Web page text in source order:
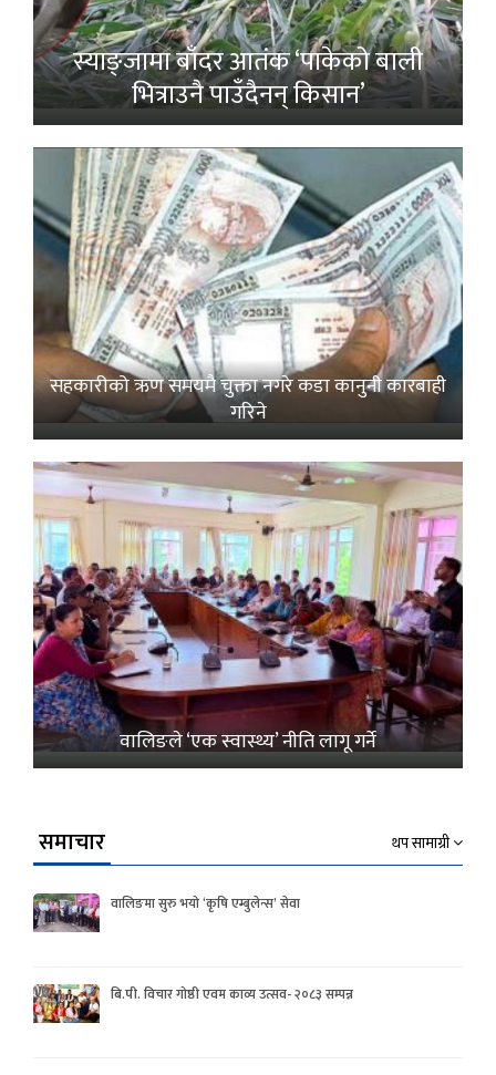
स्याङ्जामा बाँदर आतंक ‘पाकेको बाली
भित्राउनै पाउँदैनन् किसान’
सहकारीको ऋण समयमै चुक्ता नगरे कडा कानुनी कारबाही
गरिने
वालिङले ‘एक स्वास्थ्य’ नीति लागू गर्ने
समाचार थप सामाग्री
वालिङमा सुरु भयो ‘कृषि एम्बुलेन्स’ सेवा
बि.पी. विचार गोष्ठी एवम काव्य उत्सव- २०८३ सम्पन्न